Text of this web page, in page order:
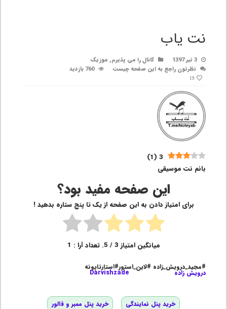
نت یاب
3 تیر 1397 کانال را می پذیرم, موزیک
نظرتون راجع به این صفحه چیست
760 بازدید
19
3
(
1
)
بانم نت موسیقی
این صفحه مفید بود؟
برای امتیاز دادن به این صفحه از یک تا پنج ستاره بدهید !
میانگین امتیاز 3/ 5. تعداد آرا : 1
#مجید_درویش_زاده #لاین_استور#استارتاپونه
درویش زاده Darvishzade
خرید پنل نمایندگی خرید پنل ممبر و فالور